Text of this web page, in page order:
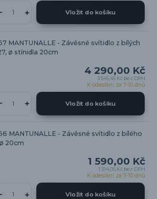
Vložit do košíku
MANTUNALLE - Závěsné svítidlo z bílých
ø stínidla 20cm
4 290,00 Kč
3 545,45 Kč bez DPH
K odeslání za 7-10 dnů
Vložit do košíku
MANTUNALLE - Závěsné svítidlo z bílého
20cm
1 590,00 Kč
1 314,05 Kč bez DPH
K odeslání za 7-10 dnů
Vložit do košíku